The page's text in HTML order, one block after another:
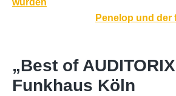
wurden
Penelop und
„Best of
Funkhaus Köln